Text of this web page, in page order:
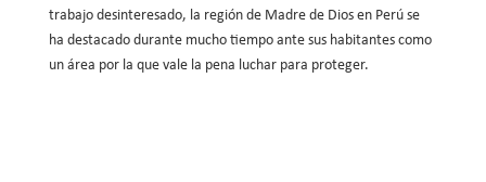
trabajo desinteresado, la región de Madre de Dios en Perú se
ha destacado durante mucho tiempo ante sus habitantes como
un área por la que vale la pena luchar para proteger.